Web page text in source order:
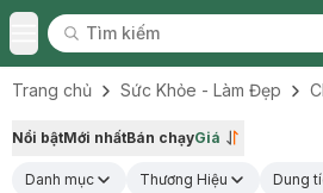
Toggle Menu
Tìm kiếm
Tìm kiếm
Trang chủ Sức Khỏe - Làm Đẹp
Nổi bậtMới nhấtBán chạyGiá
Danh mục Thương Hiệu Dung